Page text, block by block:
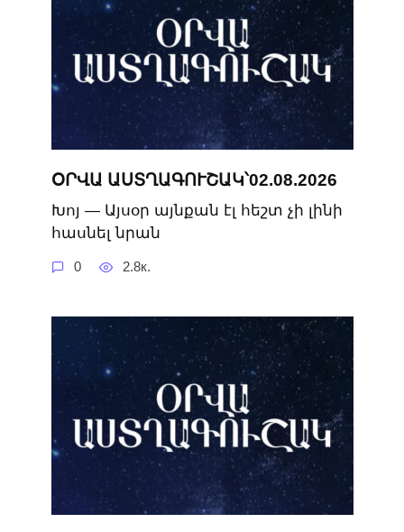
ՕՐՎԱ ԱՍՏՂԱԳՈՒՇԱԿ՝02.08.2026
Խոյ — Այսօր այնքան էլ հեշտ չի լինի
հասնել նրան
0 2.8к.